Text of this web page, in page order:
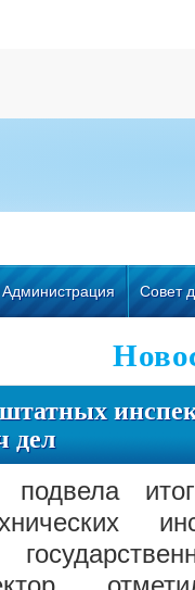
Администрация Совет
дел
подвела